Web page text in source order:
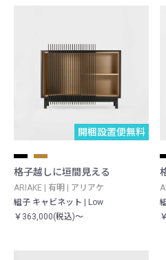
開梱設置便無料
格子越しに垣間見える
ARIAKE | 有明 | アリアケ
組子 キャビネット | Low
￥363,000(税込)～